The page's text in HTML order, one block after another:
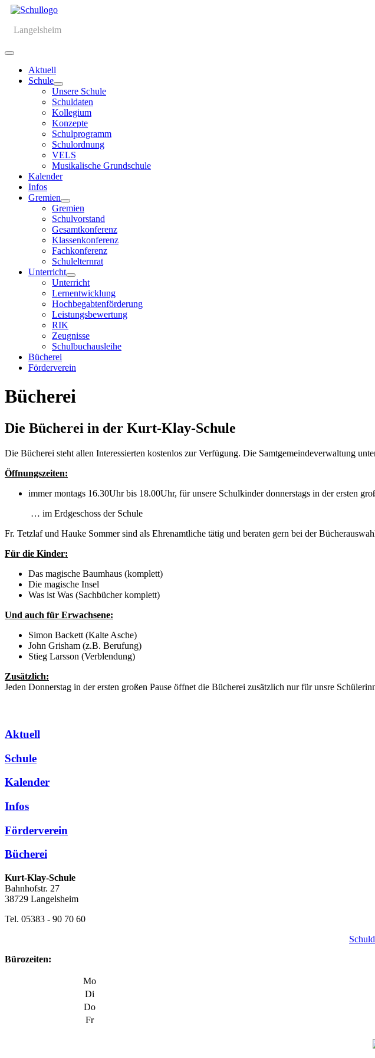
Langelsheim
Aktuell
Schule
Unsere Schule
Schuldaten
Kollegium
Konzepte
Schulprogramm
Schulordnung
VELS
Musikalische Grundschule
Kalender
Infos
Gremien
Gremien
Schulvorstand
Gesamtkonferenz
Klassenkonferenz
Fachkonferenz
Schulelternrat
Unterricht
Unterricht
Lernentwicklung
Hochbegabtenförderung
Leistungsbewertung
RIK
Zeugnisse
Schulbuchausleihe
Bücherei
Förderverein
Bücherei
Die Bücherei in der Kurt-Klay-Schule
Die Bücherei steht allen Interessierten kostenlos zur Verfügung. Die Samtgemeindeverwaltung
Öffnungszeiten:
immer montags 16.30Uhr bis 18.00Uhr, für unsere Schulkinder donnerstags in der ersten
… im Erdgeschoss der Schule
Fr. Tetzlaf und Hauke Sommer sind als Ehrenamtliche tätig und beraten gern bei der
Für die Kinder:
Das magische Baumhaus (komplett)
Die magische Insel
Was ist Was (Sachbücher komplett)
Und auch für Erwachsene:
Simon Backett (Kalte Asche)
John Grisham (z.B. Berufung)
Stieg Larsson (Verblendung)
Zusätzlich:
Jeden Donnerstag in der ersten großen Pause öffnet die Bücherei zusätzlich nur für unsre
Aktuell
Schule
Kalender
Infos
Förderverein
Bücherei
Kurt-Klay-Schule
Bahnhofstr. 27
38729 Langelsheim
Tel. 05383 - 90 70 60
Bürozeiten:
Mo
Di
Do
Fr